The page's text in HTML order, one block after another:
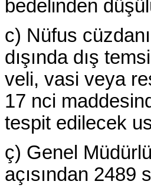
bedelinden
c) Nüfus
dışında dış
veli, vasi veya
17 nci
tespit edilecek
ç) Genel
açısından 2489